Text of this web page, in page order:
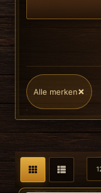
Alle merken×